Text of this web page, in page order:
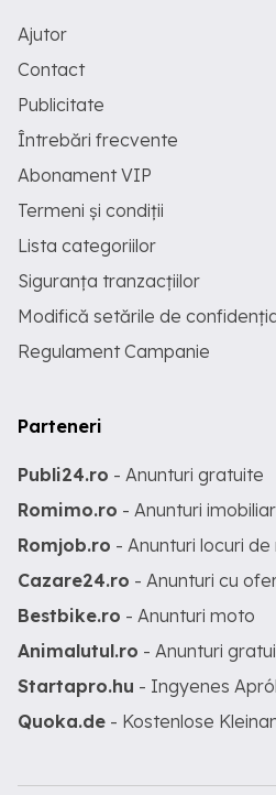
Ajutor
Contact
Publicitate
Întrebări frecvente
Abonament VIP
Termeni și condiții
Lista categoriilor
Siguranța tranzacțiilor
Modifică setările de
Regulament Campanie
Parteneri
Publi24.ro - Anunturi gratuite
Romimo.ro - Anunturi
Romjob.ro - Anunturi locuri de
Cazare24.ro - Anunturi cu
Bestbike.ro - Anunturi moto
Animalutul.ro - Anunturi
Startapro.hu - Ingyenes
Quoka.de - Kostenlose